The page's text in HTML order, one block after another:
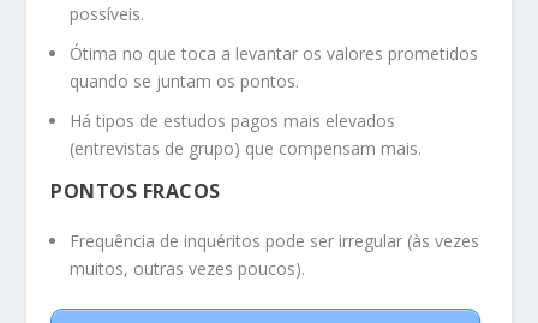
possíveis.
Ótima no que toca a levantar os valores prometidos
quando se juntam os pontos.
Há tipos de estudos pagos mais elevados
(entrevistas de grupo) que compensam mais.
PONTOS FRACOS
Frequência de inquéritos pode ser irregular (às vezes
muitos, outras vezes poucos).